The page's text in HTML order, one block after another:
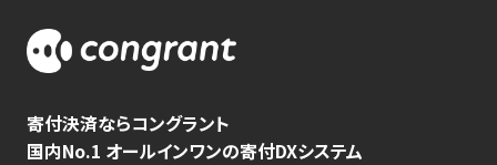
寄付決済ならコングラント
国内No.1 オールインワンの寄付DXシステム